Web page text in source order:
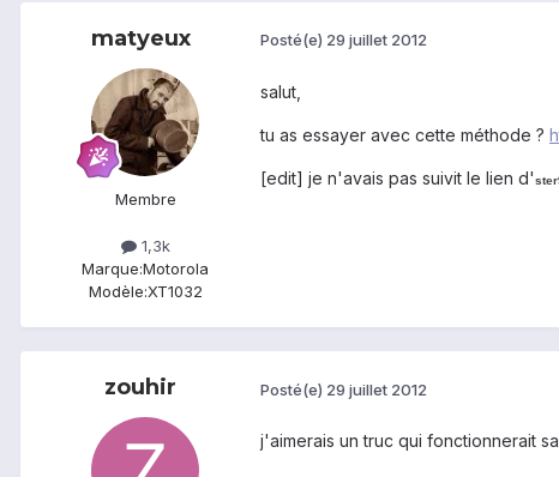
matyeux
Membre
1,3k
Marque:Motorola
Modèle:XT1032
Posté(e) 29 juillet 2012
salut,
tu as essayer avec cette méthode ?
[edit] je n'avais pas suivit le lien d'
zouhir Posté(e) 29 juillet 2012
j'aimerais un truc qui fonctionnerait